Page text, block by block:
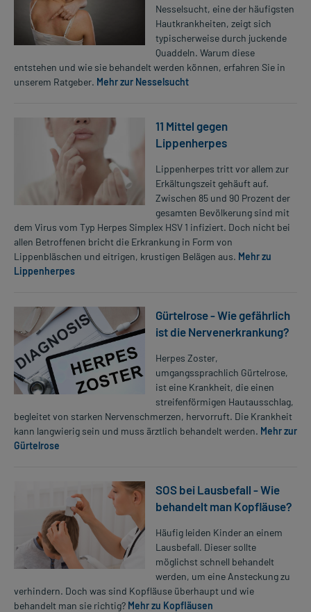
Nesselsucht, eine der häufigsten
Hautkrankheiten, zeigt sich
typischerweise durch juckende
Quaddeln. Warum diese
entstehen und wie sie behandelt werden können, erfahren Sie in
unserem Ratgeber. Mehr zur Nesselsucht
11 Mittel gegen
Lippenherpes
Lippenherpes tritt vor allem zur
Erkältungszeit gehäuft auf.
Zwischen 85 und 90 Prozent der
gesamten Bevölkerung sind mit
dem Virus vom Typ Herpes Simplex HSV 1 infiziert. Doch nicht bei
allen Betroffenen bricht die Erkrankung in Form von
Lippenbläschen und eitrigen, krustigen Belägen aus. Mehr zu
Lippenherpes
Gürtelrose - Wie gefährlich
ist die Nervenerkrankung?
Herpes Zoster,
umgangssprachlich Gürtelrose,
ist eine Krankheit, die einen
streifenförmigen Hautausschlag,
begleitet von starken Nervenschmerzen, hervorruft. Die Krankheit
kann langwierig sein und muss ärztlich behandelt werden. Mehr zur
Gürtelrose
SOS bei Lausbefall - Wie
behandelt man Kopfläuse?
Häufig leiden Kinder an einem
Lausbefall. Dieser sollte
möglichst schnell behandelt
werden, um eine Ansteckung zu
verhindern. Doch was sind Kopfläuse überhaupt und wie
behandelt man sie richtig? Mehr zu Kopfläusen